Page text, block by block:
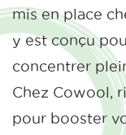
mis en place
y est conçu
concentrer
Chez Cowool,
pour booster